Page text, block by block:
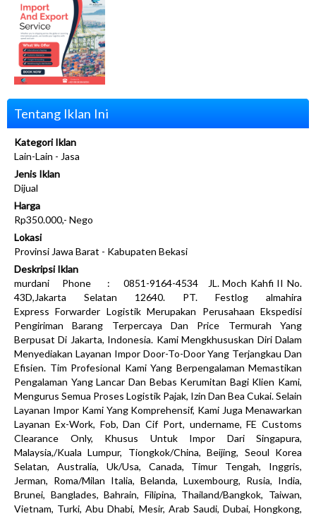
Tentang Iklan Ini
Kategori Iklan
Lain-Lain - Jasa
Jenis Iklan
Dijual
Harga
Rp350.000,- Nego
Lokasi
Provinsi Jawa Barat - Kabupaten Bekasi
Deskripsi Iklan
murdani Phone : 0851-9164-4534 JL. Moch Kahfi II No.
43D,Jakarta Selatan 12640. PT. Festlog almahira
Express Forwarder Logistik Merupakan Perusahaan Ekspedisi
Pengiriman Barang Terpercaya Dan Price Termurah Yang
Berpusat Di Jakarta, Indonesia. Kami Mengkhususkan Diri Dalam
Menyediakan Layanan Impor Door-To-Door Yang Terjangkau Dan
Efisien. Tim Profesional Kami Yang Berpengalaman Memastikan
Pengalaman Yang Lancar Dan Bebas Kerumitan Bagi Klien Kami,
Mengurus Semua Proses Logistik Pajak, Izin Dan Bea Cukai. Selain
Layanan Impor Kami Yang Komprehensif, Kami Juga Menawarkan
Layanan Ex-Work, Fob, Dan Cif Port, undername, FE Customs
Clearance Only, Khusus Untuk Impor Dari Singapura,
Malaysia,/Kuala Lumpur, Tiongkok/China, Beijing, Seoul Korea
Selatan, Australia, Uk/Usa, Canada, Timur Tengah, Inggris,
Jerman, Roma/Milan Italia, Belanda, Luxembourg, Rusia, India,
Brunei, Banglades, Bahrain, Filipina, Thailand/Bangkok, Taiwan,
Vietnam, Turki, Abu Dhabi, Mesir, Arab Saudi, Dubai, Hongkong,